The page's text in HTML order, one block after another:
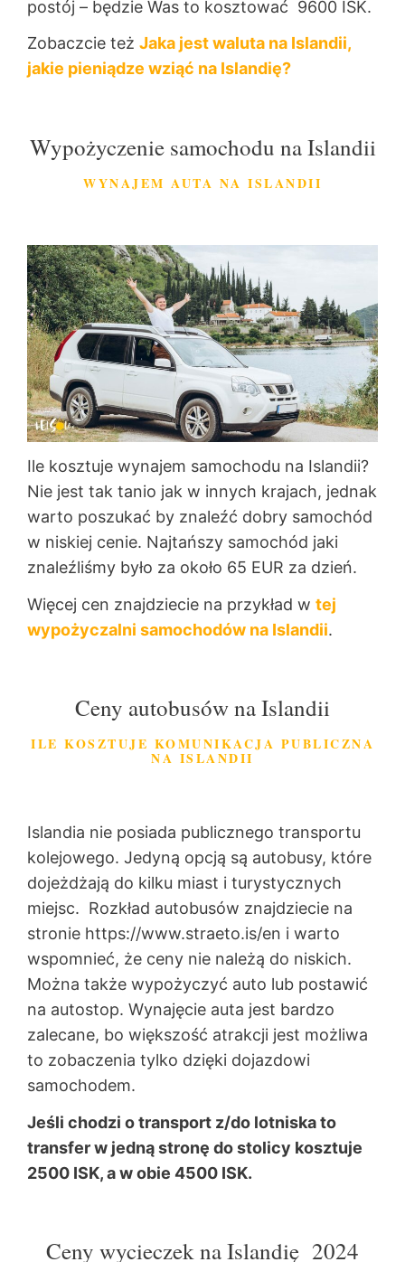
postój – będzie Was to kosztować 9600 ISK.
Zobaczcie też Jaka jest waluta na Islandii,
jakie pieniądze wziąć na Islandię?
Wypożyczenie samochodu na Islandii
WYNAJEM AUTA NA ISLANDII
Ile kosztuje wynajem samochodu na Islandii?
Nie jest tak tanio jak w innych krajach, jednak
warto poszukać by znaleźć dobry samochód
w niskiej cenie. Najtańszy samochód jaki
znaleźliśmy było za około 65 EUR za dzień.
Więcej cen znajdziecie na przykład w tej
wypożyczalni samochodów na Islandii.
Ceny autobusów na Islandii
ILE KOSZTUJE KOMUNIKACJA PUBLICZNA
NA ISLANDII
Islandia nie posiada publicznego transportu
kolejowego. Jedyną opcją są autobusy, które
dojeżdżają do kilku miast i turystycznych
miejsc. Rozkład autobusów znajdziecie na
stronie https://www.straeto.is/en i warto
wspomnieć, że ceny nie należą do niskich.
Można także wypożyczyć auto lub postawić
na autostop. Wynajęcie auta jest bardzo
zalecane, bo większość atrakcji jest możliwa
to zobaczenia tylko dzięki dojazdowi
samochodem.
Jeśli chodzi o transport z/do lotniska to
transfer w jedną stronę do stolicy kosztuje
2500 ISK, a w obie 4500 ISK.
Ceny wycieczek na Islandię 2024